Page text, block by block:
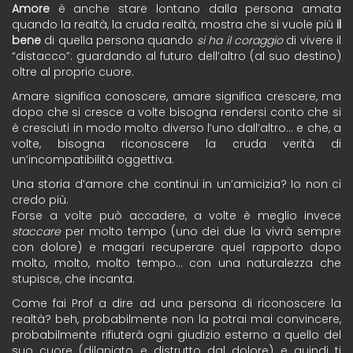
Amore è anche stare lontano dalla persona amata
quando la realtà, la cruda realtà, mostra che si vuole più il
bene di quella persona quando si ha il coraggiodi vivere il
“distacco”: guardando al futuro dell’altro (al suo destino)
oltre al proprio cuore.
Amare significa conoscere, amare significa crescere, ma
dopo che si cresce a volte bisogna rendersi conto che si
è cresciuti in modo molto diverso l’uno dall’altro… e che, a
volte, bisogna riconoscere la cruda verità di
un’incompatibilità oggettiva.
Una storia d’amore che continui in un’amicizia? Io non ci
credo più.
Forse a volte può accadere, a volte è meglio invece
staccareper molto tempo (uno dei due la vivrà sempre
con dolore) e magari recuperare quel rapporto dopo
molto, molto, molto tempo… con una naturalezza che
stupisce, che incanta.
Come fai Prof a dire ad una persona di riconoscere la
realtà? beh, probabilmente non la potrai mai convincere,
probabilmente rifiuterà ogni giudizio esterno a quello del